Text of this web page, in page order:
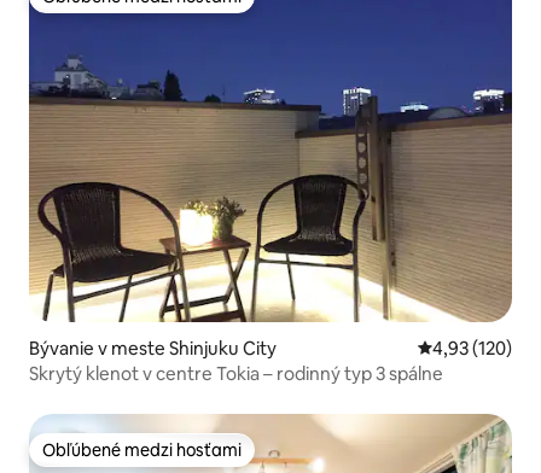
Obľúbené medzi hosťami
Bývanie v meste Shinjuku City Priemerné
4,93 (120)
Skrytý klenot v centre Tokia – rodinný typ 3 spálne
Obľúbené medzi hosťami
Obľúbené medzi hosťami